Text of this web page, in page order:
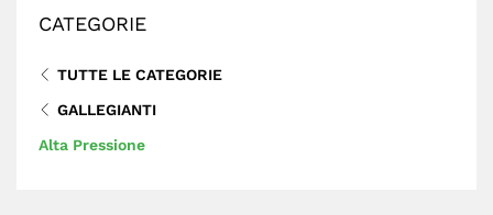
CATEGORIE
TUTTE LE CATEGORIE
GALLEGIANTI
Alta Pressione